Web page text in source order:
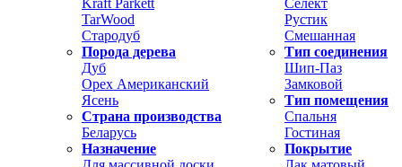
TarWood
Стародуб
Порода дерева
Дуб
Орех Американский
Ясень
Страна производства
Беларусь
Рустик
Смешанная
Тип соединения
Шип-Паз
Замковой
Тип помещения
Спальня
Гостиная
Назначение
Покрытие